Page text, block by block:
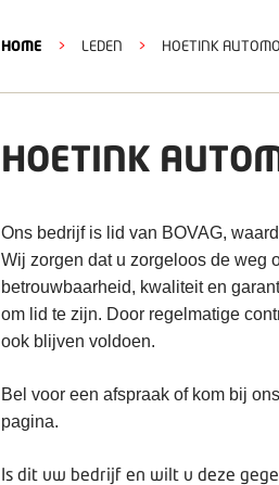
HOME > LEDEN > HOETINK
HOETINK
Ons bedrijf is lid van BOVAG,
Wij zorgen dat u zorgeloos de weg
betrouwbaarheid, kwaliteit en
om lid te zijn. Door regelmatige
ook blijven voldoen.
Bel voor een afspraak of kom bij
pagina.
Is dit uw bedrijf en wilt u deze